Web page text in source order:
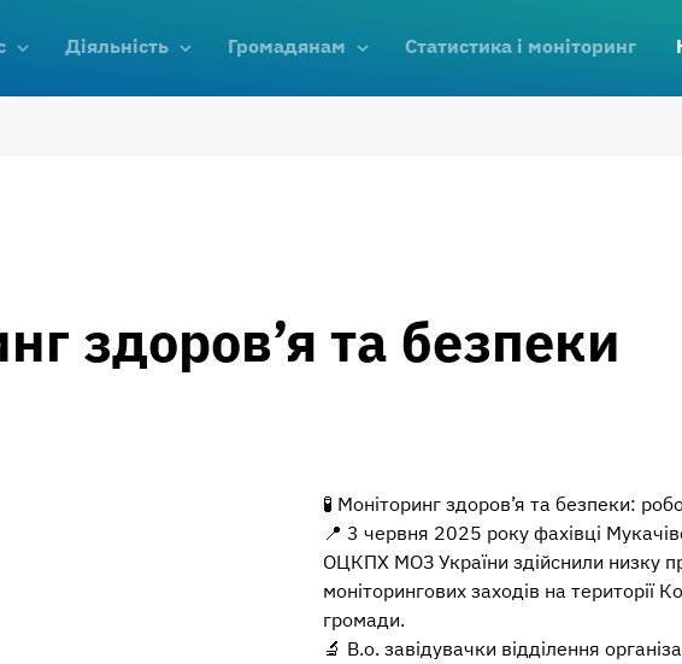
Діяльність Громадянам Статистика і моніторинг
здоров’я та безпеки
🧪 Моніторинг здоров’я та безпеки:
📍 3 червня 2025 року фахівці
ОЦКПХ МОЗ України здійснили низку
моніторингових заходів на території
громади.
🔬 В.о. завідувачки відділення